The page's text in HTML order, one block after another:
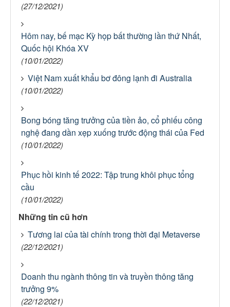
(27/12/2021)
Hôm nay, bế mạc Kỳ họp bất thường lần thứ Nhất,
Quốc hội Khóa XV
(10/01/2022)
Việt Nam xuất khẩu bơ đông lạnh đi Australia
(10/01/2022)
Bong bóng tăng trưởng của tiền ảo, cổ phiếu công
nghệ đang dần xẹp xuống trước động thái của Fed
(10/01/2022)
Phục hồi kinh tế 2022: Tập trung khôi phục tổng
cầu
(10/01/2022)
Những tin cũ hơn
Tương lai của tài chính trong thời đại Metaverse
(22/12/2021)
Doanh thu ngành thông tin và truyền thông tăng
trưởng 9%
(22/12/2021)